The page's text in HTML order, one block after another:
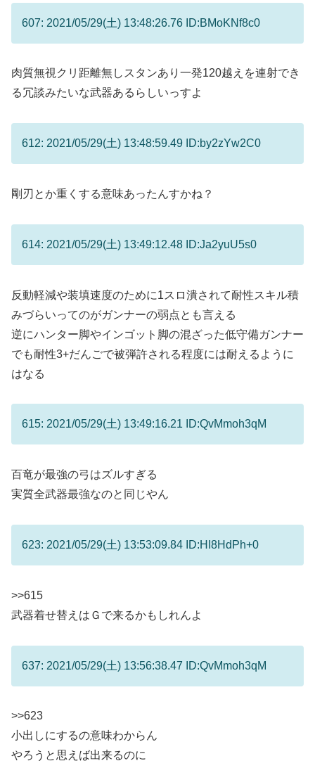
607: 2021/05/29(土) 13:48:26.76 ID:BMoKNf8c0
肉質無視クリ距離無しスタンあり一発120越えを連射でき
る冗談みたいな武器あるらしいっすよ
612: 2021/05/29(土) 13:48:59.49 ID:by2zYw2C0
剛刃とか重くする意味あったんすかね？
614: 2021/05/29(土) 13:49:12.48 ID:Ja2yuU5s0
反動軽減や装填速度のために1スロ潰されて耐性スキル積
みづらいってのがガンナーの弱点とも言える
逆にハンター脚やインゴット脚の混ざった低守備ガンナー
でも耐性3+だんごで被弾許される程度には耐えるように
はなる
615: 2021/05/29(土) 13:49:16.21 ID:QvMmoh3qM
百竜が最強の弓はズルすぎる
実質全武器最強なのと同じやん
623: 2021/05/29(土) 13:53:09.84 ID:HI8HdPh+0
>>615
武器着せ替えはＧで来るかもしれんよ
637: 2021/05/29(土) 13:56:38.47 ID:QvMmoh3qM
>>623
小出しにするの意味わからん
やろうと思えば出来るのに